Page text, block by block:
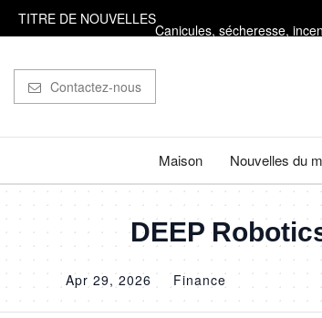
TITRE DE NOUVELLESCanicules, sécheresse,
On ne l'a jamais vu d'aussi
PODCAST. Menaces des
Contactez-nous
Maison Nouvelles du
DEEP
Apr 29, 2026 Finance